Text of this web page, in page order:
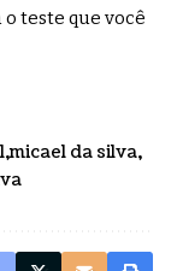
teste que você
micael da silva